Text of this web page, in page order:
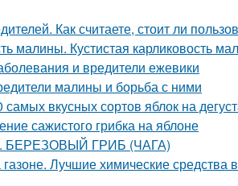
Как считаете, стоит ли
малины. Кустистая карликовость
и вредители ежевики
малины и борьба с ними
самых вкусных сортов яблок на
сажистого грибка на яблоне
БЕРЕЗОВЫЙ ГРИБ (ЧАГА)
Лучшие химические средства